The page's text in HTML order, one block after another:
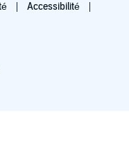
Accessibilité